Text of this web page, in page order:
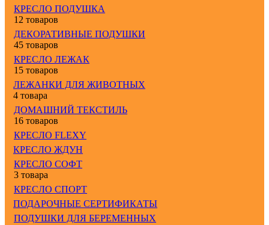
КРЕСЛО ПОДУШКА
12 товаров
ДЕКОРАТИВНЫЕ ПОДУШКИ
45 товаров
КРЕСЛО ЛЕЖАК
15 товаров
ЛЕЖАНКИ ДЛЯ ЖИВОТНЫХ
4 товара
ДОМАШНИЙ ТЕКСТИЛЬ
16 товаров
КРЕСЛО FLEXY
КРЕСЛО ЖДУН
КРЕСЛО СОФТ
3 товара
КРЕСЛО СПОРТ
ПОДАРОЧНЫЕ СЕРТИФИКАТЫ
ПОДУШКИ ДЛЯ БЕРЕМЕННЫХ